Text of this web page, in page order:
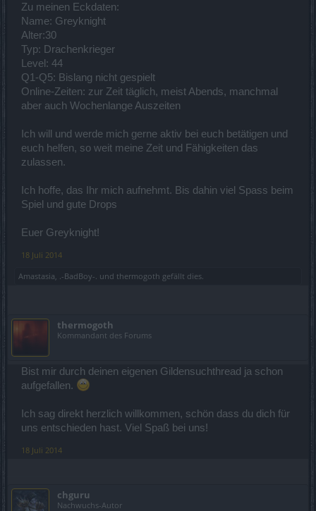
Zu meinen Eckdaten:
Name: Greyknight
Alter:30
Typ: Drachenkrieger
Level: 44
Q1-Q5: Bislang nicht gespielt
Online-Zeiten: zur Zeit täglich, meist Abends, manchmal
aber auch Wochenlange Auszeiten
Ich will und werde mich gerne aktiv bei euch betätigen und
euch helfen, so weit meine Zeit und Fähigkeiten das
zulassen.
Ich hoffe, das Ihr mich aufnehmt. Bis dahin viel Spass beim
Spiel und gute Drops
Euer Greyknight!
18 Juli 2014
Amastasia
.-BadBoy-. und thermogoth gefällt dies.
thermogoth
Kommandant des Forums
Bist mir durch deinen eigenen Gildensuchthread ja schon
aufgefallen.
Ich sag direkt herzlich willkommen, schön dass du dich für
uns entschieden hast. Viel Spaß bei uns!
18 Juli 2014
chguru
Nachwuchs-Autor